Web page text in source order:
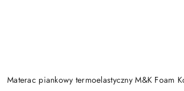
Materac piankowy termoelastyczny M&K Foam